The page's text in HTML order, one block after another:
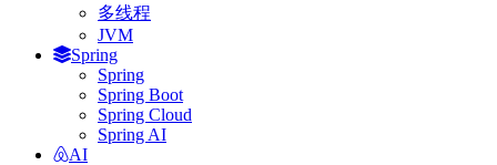
多线程
JVM
Spring
Spring
Spring Boot
Spring Cloud
Spring AI
AI